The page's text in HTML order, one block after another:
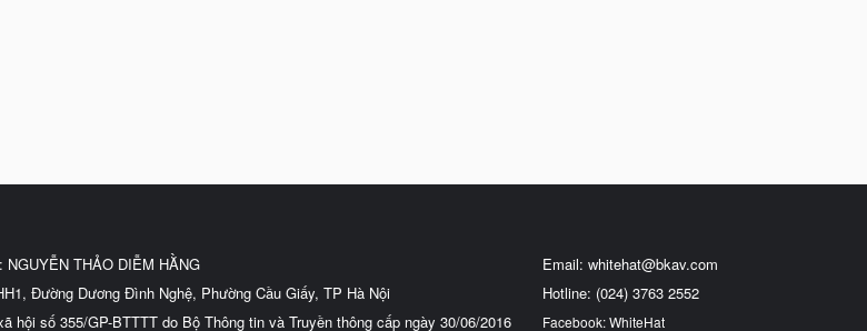
NGUYỄN THẢO DIỄM HẰNG
Đường Dương Đình Nghệ, Phường Cầu Giấy, TP Hà Nội
hội số 355/GP-BTTTT do Bộ Thông tin và Truyền thông cấp ngày 30/06/2016
Email: whitehat@bkav.com
Hotline: (024) 3763 2552
Facebook: WhiteHat